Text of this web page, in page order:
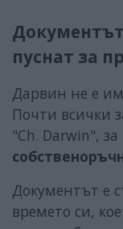
пуснат за
Дарвин не е
Почти всички
"Ch. Darwin",
Документът е
времето си,